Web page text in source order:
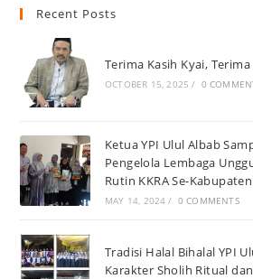
Recent Posts
Terima Kasih Kyai,
OCTOBER 15, 2025 / 0
Ketua YPI Ulul Albab
Pengelola Lembaga
Rutin KKRA Se-
MAY 14, 2024 / 0 COMMENTS
Tradisi Halal Bihalal YPI
Karakter Sholih Ritual